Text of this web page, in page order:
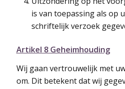
is van toepassing als op
schriftelijk verzoek
Artikel 8 Geheimhouding
Wij gaan vertrouwelijk met
om. Dit betekent dat wij